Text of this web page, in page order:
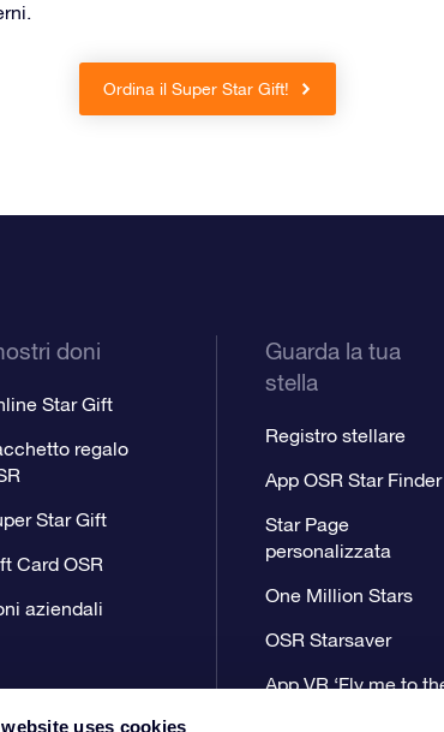
uses cookies
Ordina il Super Star Gift!
doni
Star Gift
regalo
Star Gift
Card OSR
aziendali
Guarda la tua
stella
Registro stellare
App OSR Star Finder
Star Page
personalizzata
One Million Stars
OSR Starsaver
App VR ‘Fly me to